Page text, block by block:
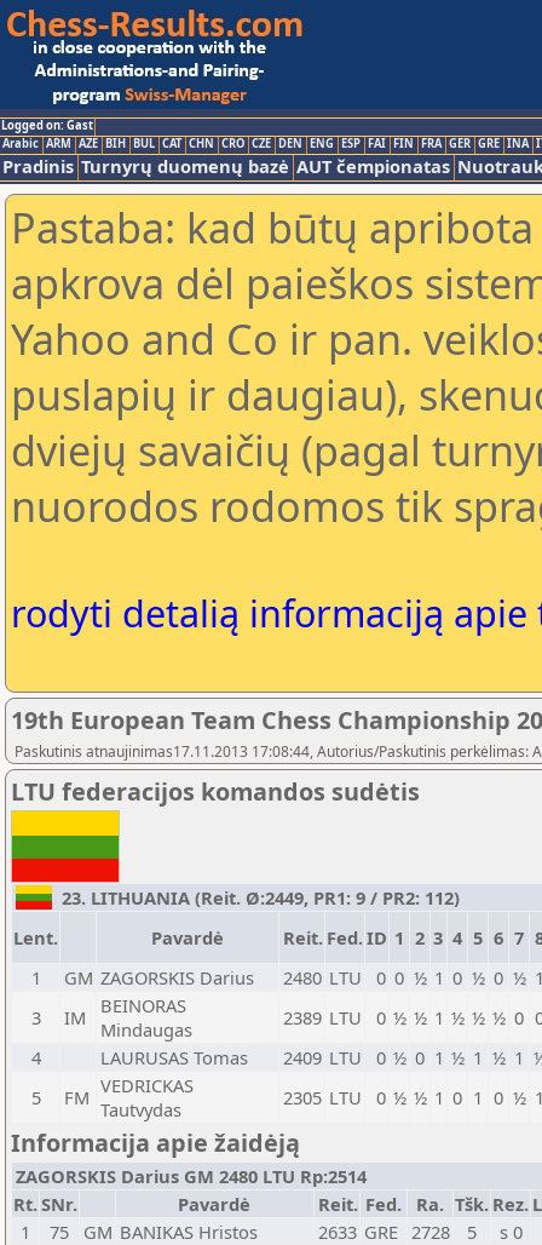
Logged on: Gast
Arabic ARM AZE BIH BUL CAT CHN CRO CZE DEN ENG ESP FAI FIN FRA GER GRE INA
Pradinis Turnyrų duomenų bazė AUT čempionatas
Pastaba: kad būtų
apkrova dėl paieškos
Yahoo and Co ir pan.
puslapių ir daugiau),
dviejų savaičių (pagal
nuorodos rodomos tik
rodyti detalią informaciją
19th European Team Chess Championship
Paskutinis atnaujinimas17.11.2013 17:08:44, Autorius/Paskutinis perkėlimas:
LTU federacijos komandos sudėtis
23. LITHUANIA (Reit. Ø:2449, PR1: 9 / PR2: 112)
Lent.
Pavardė Reit. Fed.ID 1 2 3 4 5 6 7
1
GM ZAGORSKIS Darius 2480 LTU 0 0 ½ 1 0 ½ 0 ½
3
IM
BEINORAS
Mindaugas
2389 LTU 0 ½ ½ 1 ½ ½ ½ 0
4
LAURUSAS Tomas 2409 LTU 0 ½ 0 1 ½ 1 ½ 1
5
FM VEDRICKAS
Tautvydas
2305 LTU 0 ½ ½ 1 0 1 0 ½
Informacija apie žaidėją
ZAGORSKIS Darius GM 2480 LTU Rp:2514
Rt.SNr. Pavardė Reit. Fed. Ra. Tšk. Rez.
1
75 GM BANIKAS Hristos 2633 GRE 2728 5
s 0